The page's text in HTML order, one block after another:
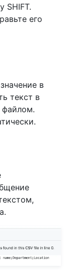
SHIFT.
его
в
текст в
файлом.